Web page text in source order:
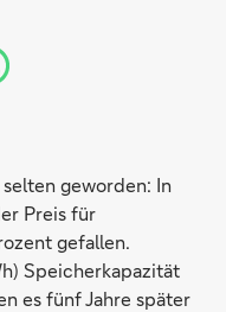
geworden: In
Preis für
gefallen.
Speicherkapazität
es fünf Jahre später